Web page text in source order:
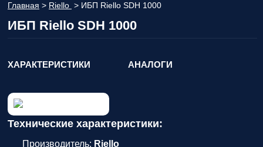
Главная > Riello > ИБП Riello SDH 1000
ИБП Riello SDH 1000
ХАРАКТЕРИСТИКИ АНАЛОГИ
Технические характеристики:
Производитель: Riello